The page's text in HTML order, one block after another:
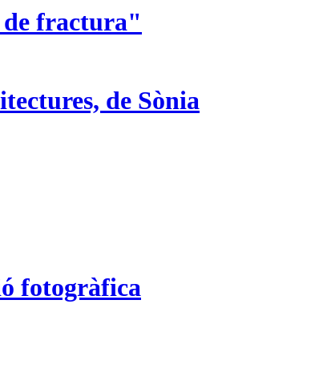
fractura"
de Sònia
fotogràfica